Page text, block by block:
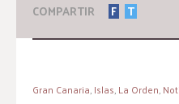
COMPARTIR F T
Gran Canaria,Islas,La Orden,